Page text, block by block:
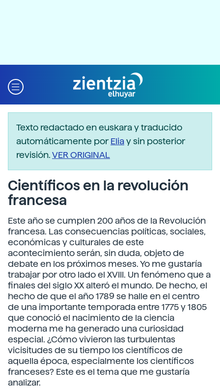
Texto redactado en euskara y traducido
automáticamente porEliay sin posterior
revisión.VER ORIGINAL
Científicos en la revolución
francesa
Este año se cumplen 200 años de la Revolución
francesa. Las consecuencias políticas, sociales,
económicas y culturales de este
acontecimiento serán, sin duda, objeto de
debate en los próximos meses. Yo me gustaría
trabajar por otro lado el XVIII. Un fenómeno que a
finales del siglo XX alteró el mundo. De hecho, el
hecho de que el año 1789 se halle en el centro
de una importante temporada entre 1775 y 1805
que conoció el nacimiento de la ciencia
moderna me ha generado una curiosidad
especial. ¿Cómo vivieron las turbulentas
vicisitudes de su tiempo los científicos de
aquella época, especialmente los científicos
franceses? Este es el tema que me gustaría
analizar.